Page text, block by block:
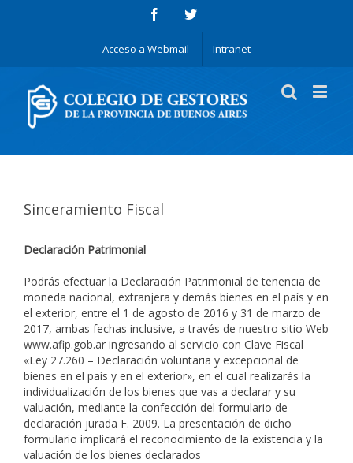
Acceso a Webmail Intranet
Sinceramiento Fiscal
Declaración Patrimonial
Podrás efectuar la Declaración Patrimonial de tenencia de
moneda nacional, extranjera y demás bienes en el país y en
el exterior, entre el 1 de agosto de 2016 y 31 de marzo de
2017, ambas fechas inclusive, a través de nuestro sitio Web
www.afip.gob.ar ingresando al servicio con Clave Fiscal
«Ley 27.260 – Declaración voluntaria y excepcional de
bienes en el país y en el exterior», en el cual realizarás la
individualización de los bienes que vas a declarar y su
valuación, mediante la confección del formulario de
declaración jurada F. 2009. La presentación de dicho
formulario implicará el reconocimiento de la existencia y la
valuación de los bienes declarados